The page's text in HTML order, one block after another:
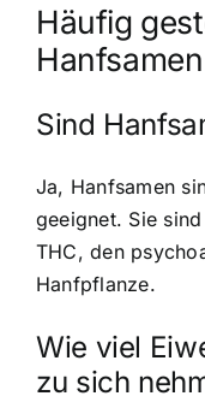
Häufig
Sind
Ja, Hanfsamen
geeignet. Sie
THC, den
Hanfpflanze.
Wie viel
zu sich